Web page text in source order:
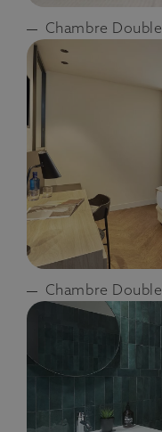
Chambre Double
Chambre Double